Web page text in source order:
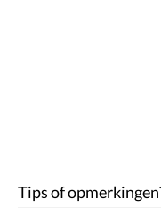
Tips of